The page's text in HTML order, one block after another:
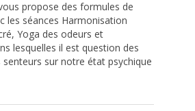
propose des formules de
les séances Harmonisation
Yoga des odeurs et
lesquelles il est question des
sur notre état psychique